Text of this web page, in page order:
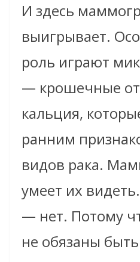
И здесь
выигрывает.
роль играют
— крошечные
кальция,
ранним
видов рака.
умеет их
— нет. Потому
не обязаны